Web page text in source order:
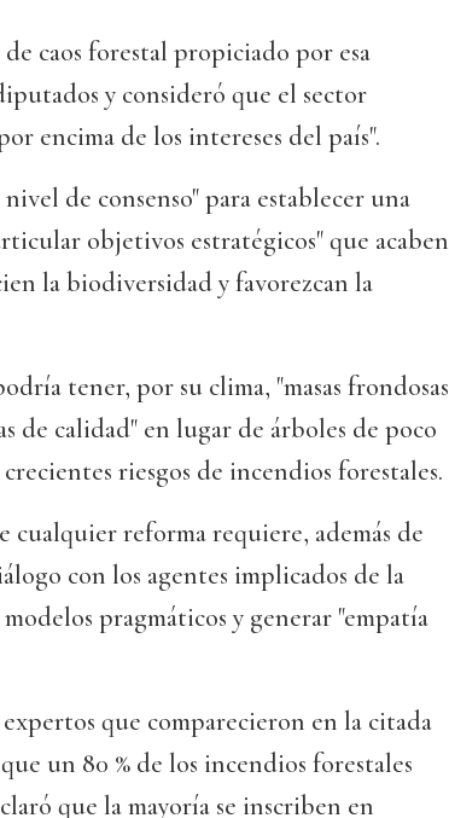
caos forestal propiciado por esa
y consideró que el sector
encima de los intereses del país".
de consenso" para establecer una
objetivos estratégicos" que acaben
la biodiversidad y favorezcan la
tener, por su clima, "masas frondosas
de calidad" en lugar de árboles de poco
riesgos de incendios forestales.
cualquier reforma requiere, además de
con los agentes implicados de la
pragmáticos y generar "empatía
que comparecieron en la citada
un 80 % de los incendios forestales
que la mayoría se inscriben en